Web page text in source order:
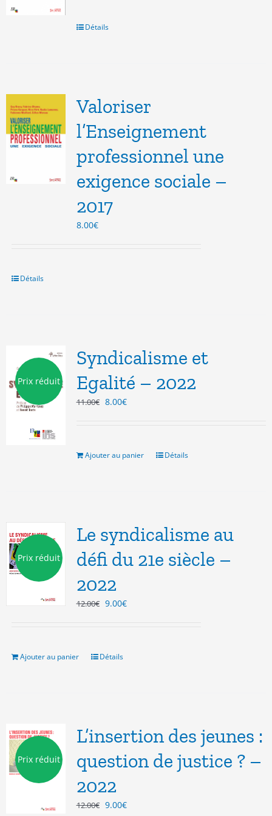
Détails
Valoriser
l’Enseignement
professionnel une
exigence sociale –
2017
8.00€
Détails
Prix réduit
Syndicalisme et
Egalité – 2022
11.00€ Le
11.00€.
8.00€Le
8.00€.
Ajouter au panier Détails
Prix réduit
Le syndicalisme au
défi du 21e siècle –
2022
12.00€ Le
12.00€.
9.00€Le
Ajouter au panier Détails
Prix réduit
L’insertion des jeunes :
question de justice ? –
2022
12.00€ Le
9.00€Le